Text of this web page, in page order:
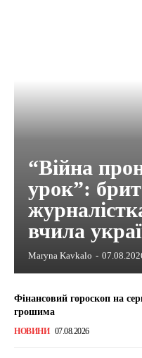
“Війна
урок”:
вчила
Maryna Kavkalo -
Фінансовий гороскоп на
грошима
НОВИНИ 07.08.2026